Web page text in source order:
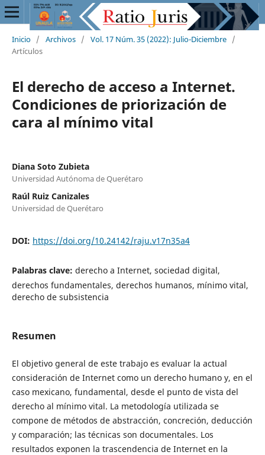
Inicio / Archivos / Vol. 17 Núm. 35 (2022): Julio-Diciembre /
Artículos
El derecho de acceso a Internet.
Condiciones de priorización de
cara al mínimo vital
Diana Soto Zubieta
Universidad Autónoma de Querétaro
Raúl Ruiz Canizales
Universidad de Querétaro
DOI: https://doi.org/10.24142/raju.v17n35a4
Palabras clave: derecho a Internet, sociedad digital,
derechos fundamentales, derechos humanos, mínimo vital,
derecho de subsistencia
Resumen
El objetivo general de este trabajo es evaluar la actual
consideración de Internet como un derecho humano y, en el
caso mexicano, fundamental, desde el punto de vista del
derecho al mínimo vital. La metodología utilizada se
compone de métodos de abstracción, concreción, deducción
y comparación; las técnicas son documentales. Los
resultados exponen la trascendencia de Internet en la